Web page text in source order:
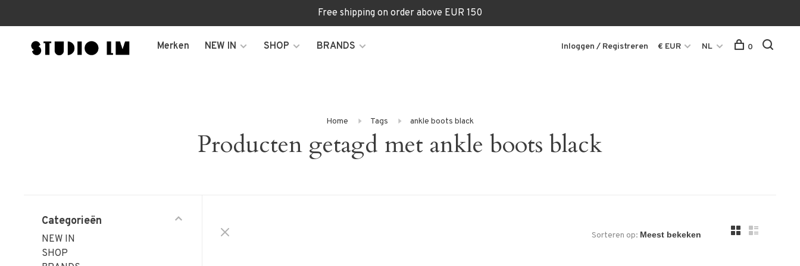
Free shipping on order above EUR 150
Merken NEW IN SHOP BRANDS Inloggen / Registreren € EUR NL 0
Home Tags ankle boots black
Producten getagd met ankle boots black
Categorieën
NEW IN
SHOP
Sorteren op: